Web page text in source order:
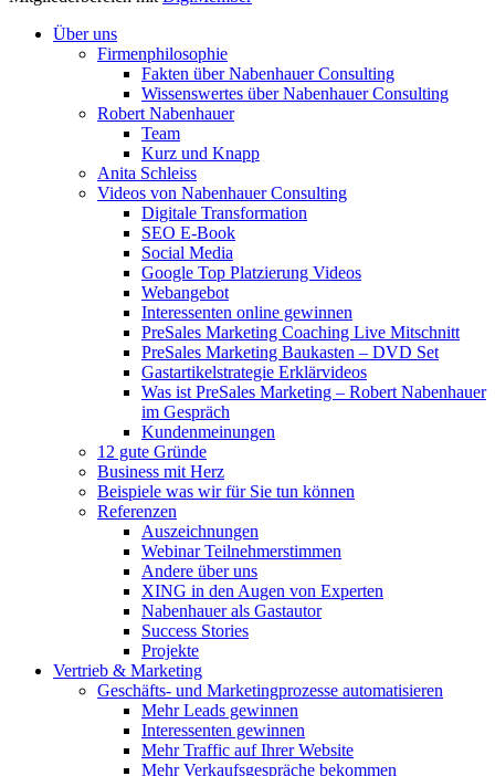
Über uns
Firmenphilosophie
Fakten über Nabenhauer Consulting
Wissenswertes über Nabenhauer Consulting
Robert Nabenhauer
Team
Kurz und Knapp
Anita Schleiss
Videos von Nabenhauer Consulting
Digitale Transformation
SEO E-Book
Social Media
Google Top Platzierung Videos
Webangebot
Interessenten online gewinnen
PreSales Marketing Coaching Live Mitschnitt
PreSales Marketing Baukasten – DVD Set
Gastartikelstrategie Erklärvideos
Was ist PreSales Marketing – Robert Nabenhauer
im Gespräch
Kundenmeinungen
12 gute Gründe
Business mit Herz
Beispiele was wir für Sie tun können
Referenzen
Auszeichnungen
Webinar Teilnehmerstimmen
Andere über uns
XING in den Augen von Experten
Nabenhauer als Gastautor
Success Stories
Projekte
Vertrieb & Marketing
Geschäfts- und Marketingprozesse automatisieren
Mehr Leads gewinnen
Interessenten gewinnen
Mehr Traffic auf Ihrer Website
Mehr Verkaufsgespräche bekommen